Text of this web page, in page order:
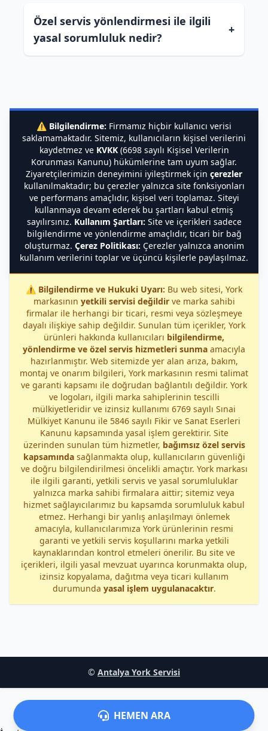
Özel servis yönlendirmesi ile ilgili
yasal sorumluluk nedir?
+
⚠️ Bilgilendirme: Firmamız hiçbir kullanıcı verisi
saklamamaktadır. Sitemiz, kullanıcıların kişisel verilerini
kaydetmez ve KVKK(6698 sayılı Kişisel Verilerin
Korunması Kanunu) hükümlerine tam uyum sağlar.
Ziyaretçilerimizin deneyimini iyileştirmek için çerezler
kullanılmaktadır; bu çerezler yalnızca site fonksiyonları
ve performans amaçlıdır, kişisel veri toplamaz. Siteyi
kullanmaya devam ederek bu şartları kabul etmiş
sayılırsınız. Kullanım Şartları: Site ve içerikleri sadece
bilgilendirme ve yönlendirme amaçlıdır, ticari bir bağ
oluşturmaz. Çerez Politikası: Çerezler yalnızca anonim
kullanım verilerini toplar ve üçüncü kişilerle paylaşılmaz.
⚠️ Bilgilendirme ve Hukuki Uyarı: Bu web sitesi, York
markasının yetkili servisi değildirve marka sahibi
firmalar ile herhangi bir ticari, resmi veya sözleşmeye
dayalı ilişkiye sahip değildir. Sunulan tüm içerikler, York
ürünleri hakkında kullanıcıları bilgilendirme,
yönlendirme ve özel servis hizmetleri sunma amacıyla
hazırlanmıştır. Web sitemizde yer alan arıza, bakım,
montaj ve onarım bilgileri, York markasının resmi talimat
ve garanti kapsamı ile doğrudan bağlantılı değildir. York
ve logoları, ilgili marka sahiplerinin tescilli
mülkiyetleridir ve izinsiz kullanımı 6769 sayılı Sınai
Mülkiyet Kanunu ile 5846 sayılı Fikir ve Sanat Eserleri
Kanunu kapsamında yasal işlem gerektirir. Site
üzerinden sunulan tüm hizmetler, bağımsız özel servis
kapsamındasağlanmakta olup, kullanıcıların güvenliği
ve doğru bilgilendirilmesi öncelikli amaçtır. York markası
ile ilgili garanti, yetkili servis ve yasal sorumluluklar
yalnızca marka sahibi firmalara aittir; sitemiz veya
hizmet sağlayıcılarımız bu kapsamda sorumluluk kabul
etmez. Herhangi bir yanlış anlaşılmayı önlemek
amacıyla, kullanıcılarımıza York ürünlerinin resmi
garanti ve yetkili servis koşullarını marka yetkili
kaynaklarından kontrol etmeleri önerilir. Bu site ve
içerikleri, ilgili yasal mevzuat uyarınca korunmakta olup,
izinsiz kopyalama, dağıtma veya ticari kullanım
durumunda yasal işlem uygulanacaktır.
© Antalya York Servisi
HEMEN ARA